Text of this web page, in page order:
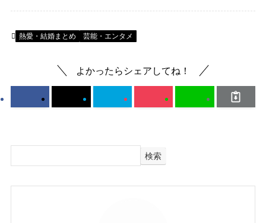
熱愛・結婚まとめ 芸能・エンタメ
よかったらシェアしてね！
検索